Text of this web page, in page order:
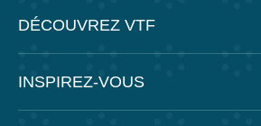
DÉCOUVREZ VTF
INSPIREZ-VOUS